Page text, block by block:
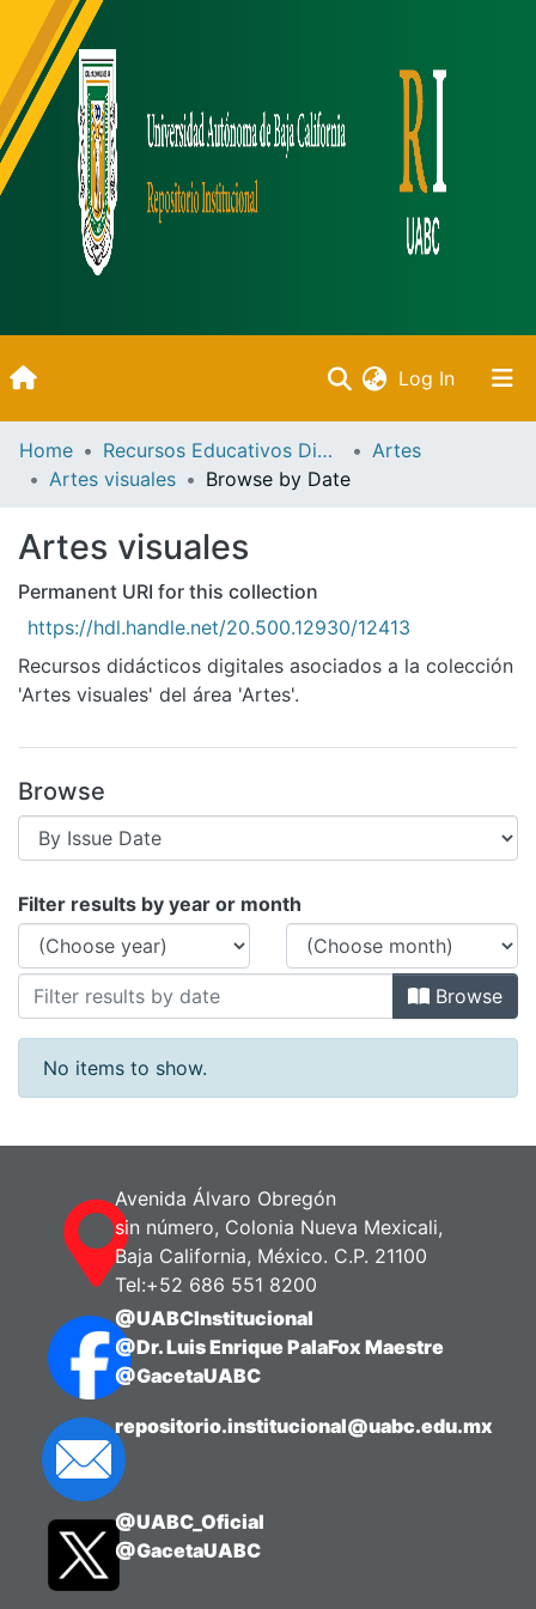
Log In(current)
Inicio
Communities & Collections
All of DSpace
Bibliotecas
Home Recursos Educativos Digitales
Artes
Artes visuales
Browse by Date
Artes visuales
Permanent URI for this collection
https://hdl.handle.net/20.500.12930/12413
Recursos didácticos digitales asociados a la colección
'Artes visuales' del área 'Artes'.
Browse
Browsing Artes visuales by Issue Date
Filter results by year or month
Browse
No items to show.
Avenida Álvaro Obregón
sin número, Colonia Nueva Mexicali,
Baja California, México. C.P. 21100
Tel:+52 686 551 8200
@UABCInstitucional
@Dr. Luis Enrique PalaFox Maestre
@GacetaUABC
repositorio.institucional@uabc.edu.mx
@UABC_Oficial
@GacetaUABC